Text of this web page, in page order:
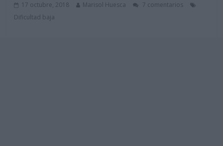
17 octubre, 2018 Marisol Huesca
7 comentarios
Dificultad baja